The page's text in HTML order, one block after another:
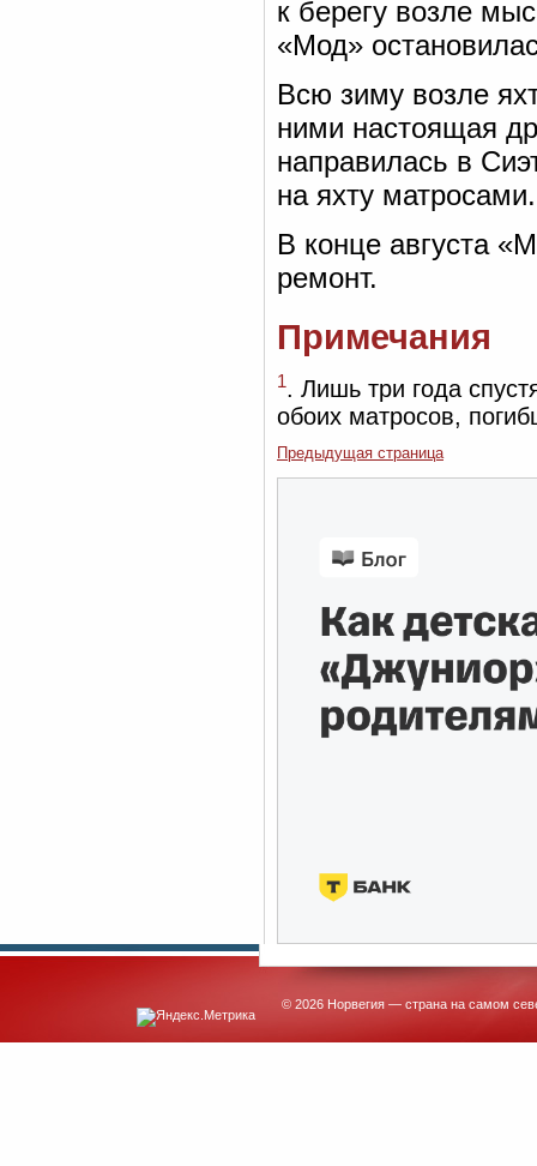
к берегу возле
«Мод»
Всю зиму возле
ними настоящая
направилась в
на яхту матросами.
В конце августа
ремонт.
Примечания
1. Лишь три года
обоих матросов,
Предыдущая страница
© 2026 Норвегия — страна на самом